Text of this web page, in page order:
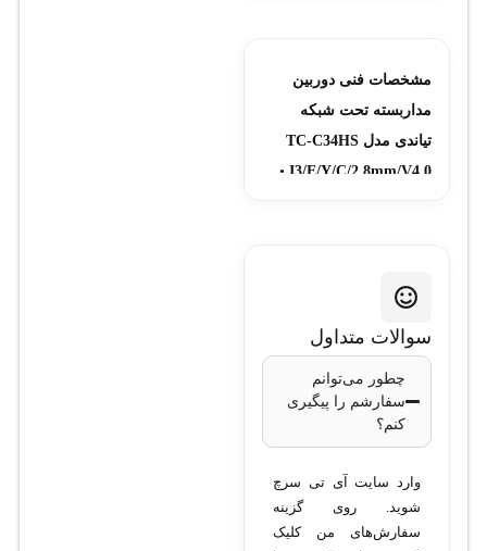
مشخصات فنی دوربین
مداربسته تحت شبکه
تیاندی مدل TC-C34HS
I3/E/Y/C/2.8mm/V4.0
•
2.8 میلی‌متر • دید در شب:
فشرده‌سازی: H.265 /
بله • دمای کاری: -30 تا
+60 درجه سانتی‌گراد •
سوالات متداول
چطور می‌توانم
سفارشم را پیگیری
کنم؟
وارد سایت آی تی سرچ
شوید. روی گزینه
سفارش‌های من کلیک